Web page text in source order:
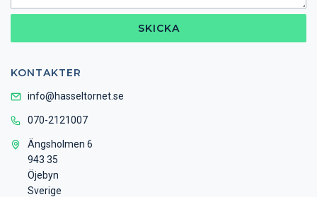
SKICKA
KONTAKTER
info@hasseltornet.se
070-2121007
Ängsholmen 6
943 35
Öjebyn
Sverige